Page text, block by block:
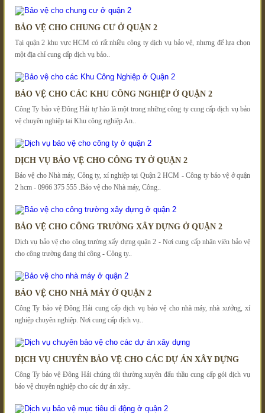
BẢO VỆ CHO CHUNG CƯ Ở QUẬN 2
Tại quận 2 khu vực HCM có rất nhiều công ty dịch vụ bảo vệ, nhưng để lựa chọn
một địa chỉ cung cấp dịch vụ bảo..
BẢO VỆ CHO CÁC KHU CÔNG NGHIỆP Ở QUẬN 2
Công Ty bảo vệ Đông Hải tự hào là một trong những công ty cung cấp dịch vụ bảo
vệ chuyên nghiệp tại Khu công nghiệp An..
DỊCH VỤ BẢO VỆ CHO CÔNG TY Ở QUẬN 2
Bảo vệ cho Nhà máy, Công ty, xí nghiệp tại Quận 2 HCM - Công ty bảo vệ ở quận
2 hcm - 0966 375 555 .Bảo vệ cho Nhà máy, Công..
BẢO VỆ CHO CÔNG TRƯỜNG XÂY DỰNG Ở QUẬN 2
Dịch vụ bảo vệ cho công trường xấy dựng quận 2 - Nơi cung cấp nhân viên bảo vệ
cho công trường đang thi công - Công ty..
BẢO VỆ CHO NHÀ MÁY Ở QUẬN 2
Công Ty bảo vệ Đông Hải cung cấp dịch vụ bảo vệ cho nhà máy, nhà xưởng, xí
nghiệp chuyên nghiệp. Nơi cung cấp dịch vụ..
DỊCH VỤ CHUYÊN BẢO VỆ CHO CÁC DỰ ÁN XÂY DỰNG
Công Ty bảo vệ Đông Hải chúng tôi thường xuyên đấu thầu cung cấp gói dịch vụ
bảo vệ chuyên nghiệp cho các dự án xây..